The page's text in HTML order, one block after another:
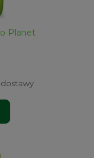
Planet
dostawy